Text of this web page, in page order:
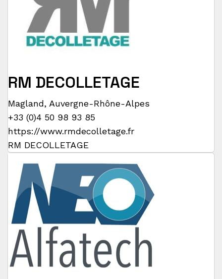
RM DECOLLETAGE
Magland, Auvergne-Rhône-Alpes
+33 (0)4 50 98 93 85
https://www.rmdecolletage.fr
RM DECOLLETAGE